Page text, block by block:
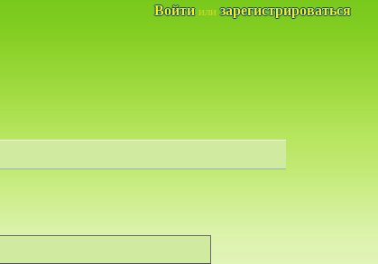
Войти или зарегистрироваться